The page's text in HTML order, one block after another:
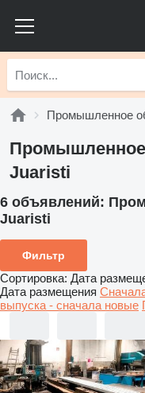
Промышленное
Juaristi
6 объявлений:
Juaristi
Фильтр
Сортировка: Дата
Дата размещения
выпуска - сначала новые